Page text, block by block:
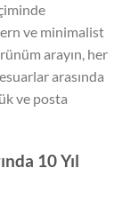
ve minimalist
arayın, her
arasında
ve posta
10 Yıl